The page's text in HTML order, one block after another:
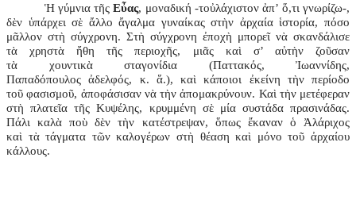
Ἡ γύμνια τῆςΕὖας, μοναδική -τοὐλάχιστον ἀπ’ ὅ,τι γνωρίζω-,
δὲν ὑπάρχει σὲ ἄλλο ἄγαλμα γυναίκας στὴν ἀρχαία ἱστορία, πόσο
μᾶλλον στὴ σύγχρονη. Στὴ σύγχρονη ἐποχὴ μπορεῖ νὰ σκανδάλισε
τὰ χρηστὰ ἤθη τῆς περιοχῆς, μιᾶς καὶ σ’ αὐτὴν ζοῦσαν
τὰ χουντικὰ σταγονίδια (Παττακός, Ἰωαννίδης,
Παπαδόπουλος ἀδελφός, κ. ἅ.), καὶ κάποιοι ἐκείνη τὴν περίοδο
τοῦ φασισμοῦ, ἀποφάσισαν νὰ τὴν ἀπομακρύνουν. Καὶ τὴν μετέφεραν
στὴ πλατεῖα τῆς Κυψέλης, κρυμμένη σὲ μία συστάδα πρασινάδας.
Πάλι καλὰ ποὺ δὲν τὴν κατέστρεψαν, ὅπως ἔκαναν ὁ Ἀλάριχος
καὶ τὰ τάγματα τῶν καλογέρων στὴ θέαση καὶ μόνο τοῦ ἀρχαίου
κάλλους.